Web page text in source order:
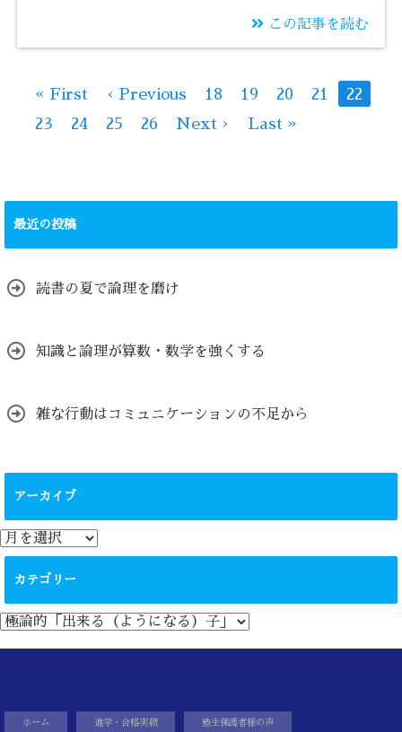
プットするところから
この記事を読む
« First ‹ Previous 18 19 20 21
22
23
24 25 26 Next › Last »
最近の投稿
読書の夏で論理を磨け
知識と論理が算数・数学を強くする
雑な行動はコミュニケーションの不足から
アーカイブ
ア
ー
カテゴリー
カ
テ
ゴ
ホーム 進学・合格実績 塾生保護者様の声